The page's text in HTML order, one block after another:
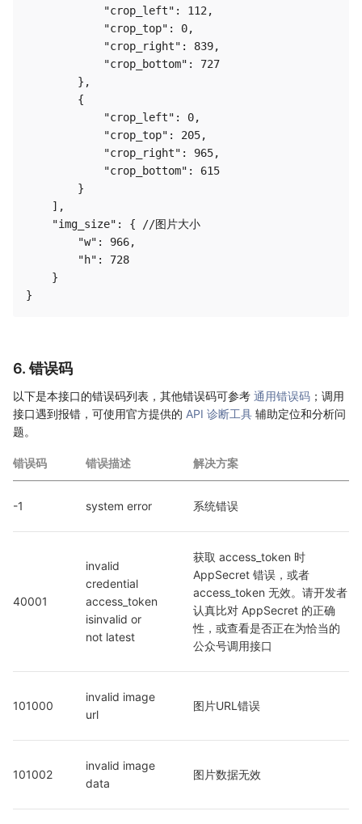
            "crop_left": 112,
            "crop_top": 0,
            "crop_right": 839,
            "crop_bottom": 727
        },
        {
            "crop_left": 0,
            "crop_top": 205,
            "crop_right": 965,
            "crop_bottom": 615
        }
    ],
    "img_size": { //图片大小
        "w": 966,
        "h": 728
    }
6. 错误码
以下是本接口的错误码列表，其他错误码可参考 通用错误码 ；调用
接口遇到报错，可使用官方提供的 API 诊断工具 辅助定位和分析问
题。
错误码 错误描述 解决方案
-1 system error 系统错误
40001
invalid
credential
access_token
isinvalid or
not latest
获取 access_token 时
AppSecret 错误，或者
access_token 无效。请开发者
认真比对 AppSecret 的正确
性，或查看是否正在为恰当的
公众号调用接口
101000
invalid image
url
图片URL错误
101002
invalid image
data
图片数据无效